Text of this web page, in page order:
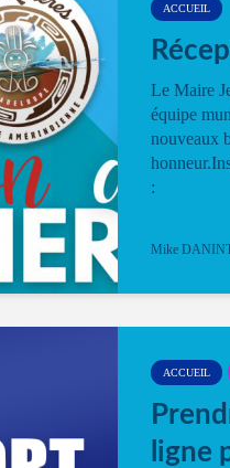
ACCUEIL
Le Maire
équipe
nouveaux
:
Mike
ACCUEIL
ligne